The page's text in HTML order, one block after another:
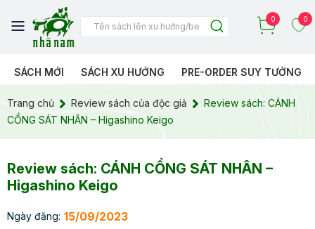
0 0
SÁCH MỚI SÁCH XU HƯỚNG PRE-ORDER SUY TƯỞNG
Trang chủ Review sách của độc giả
Review sách: CÁNH
CỔNG SÁT NHÂN – Higashino Keigo
Review sách: CÁNH CỔNG SÁT NHÂN –
Higashino Keigo
Ngày đăng: 15/09/2023